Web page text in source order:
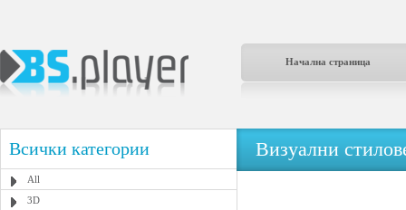
Начална страница
Всички категории
All
3D
Визуални